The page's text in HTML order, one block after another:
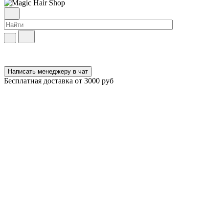
Написать менеджеру в чат
Бесплатная доставка от 3000 руб